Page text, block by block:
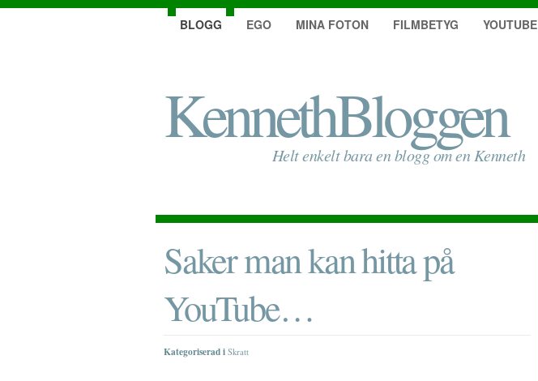
KennethBloggen
Helt enkelt bara en blogg om en Kenneth
BLOGG EGO MINA FOTON FILMBETYG
Saker man kan hitta på
YouTube…
Kategoriserad i Skratt